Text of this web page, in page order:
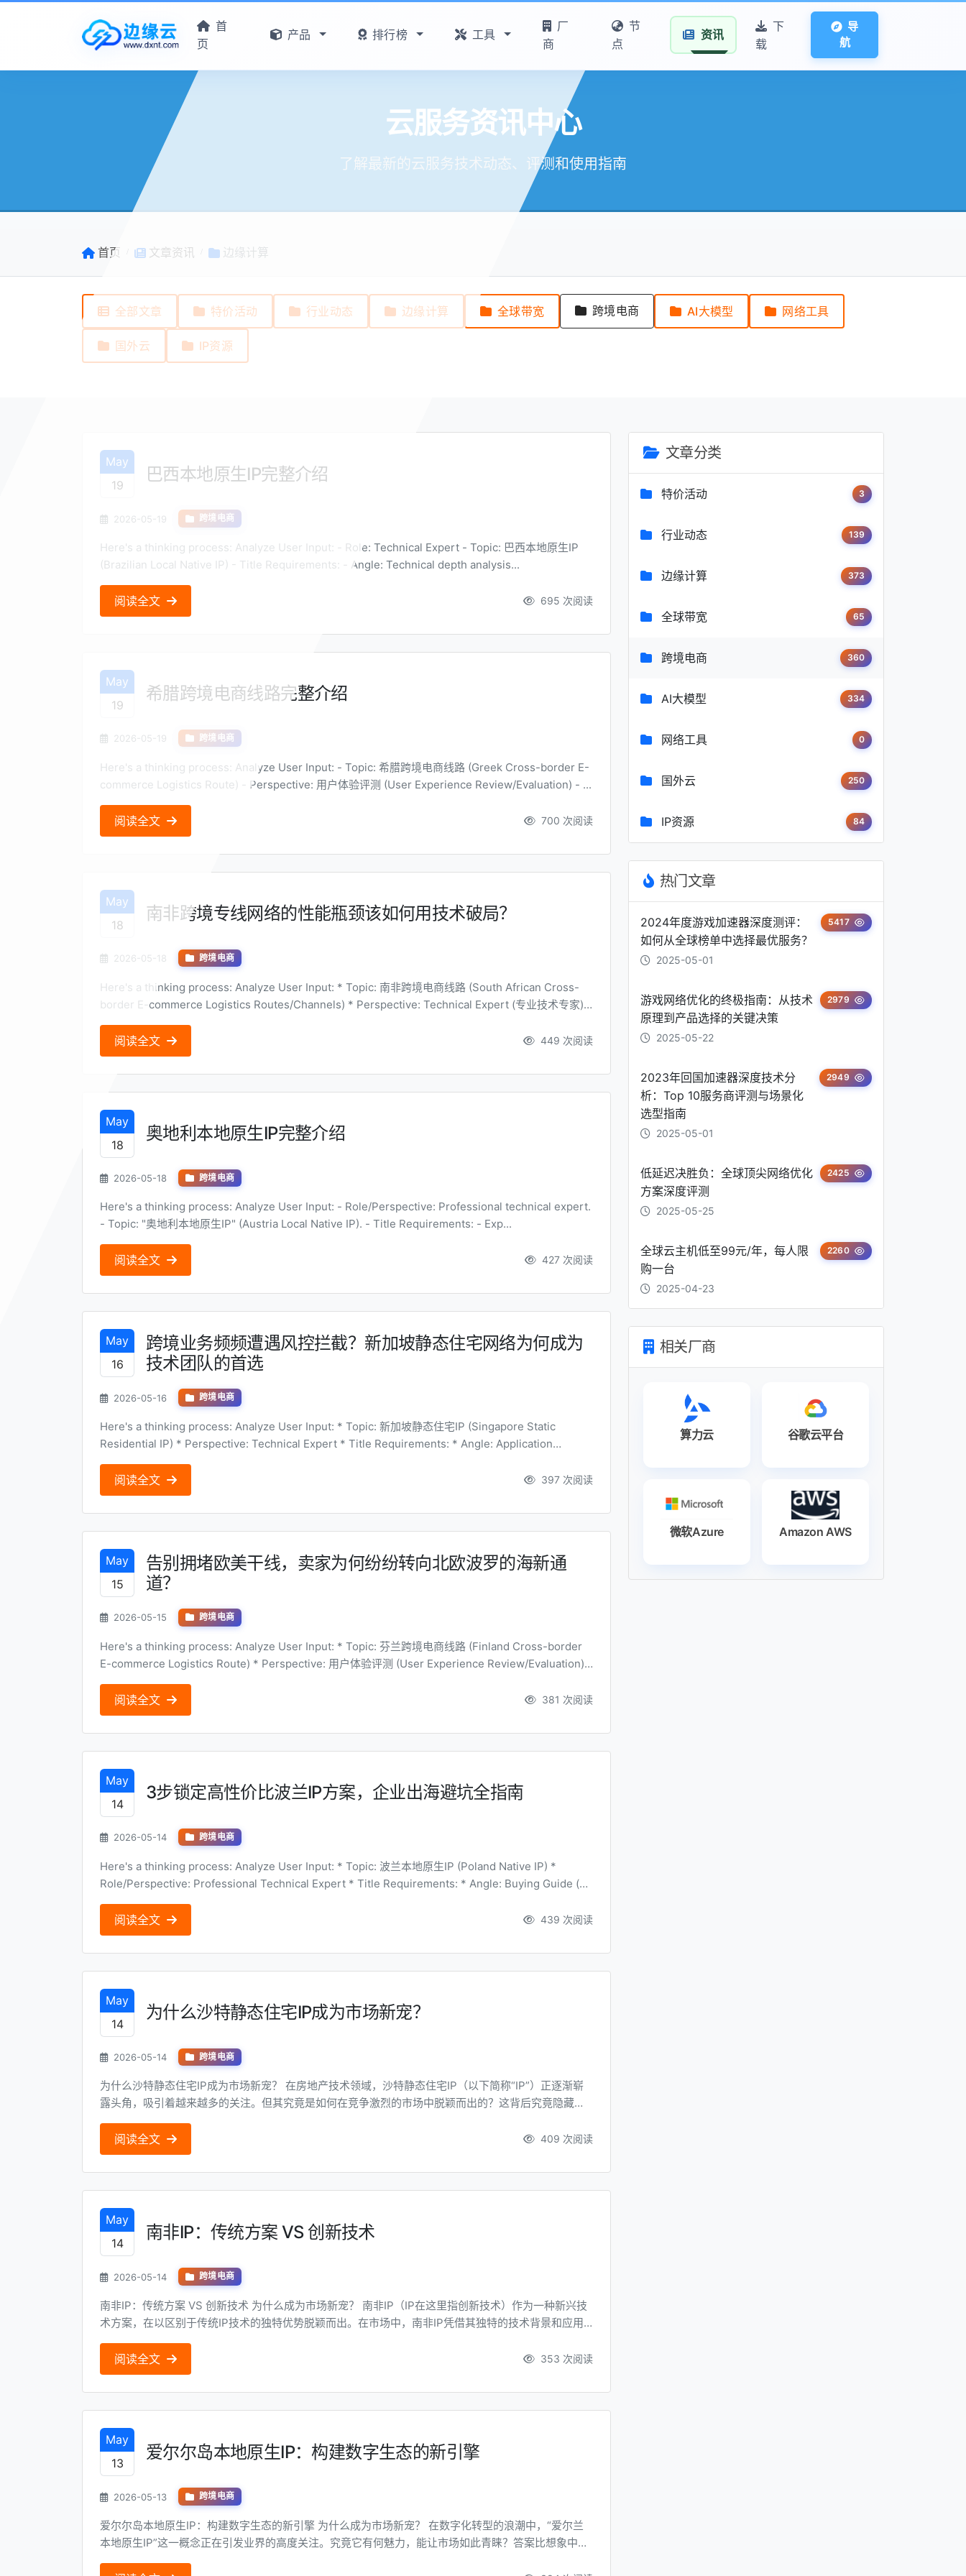
首
页
产品 排行榜 工具
厂
商
节
点
资讯
下
载
导
航
云服务资讯中心
了解最新的云服务技术动态、评测和使用指南
首页 文章资讯 边缘计算
全部文章 特价活动 行业动态 边缘计算 全球带宽 跨境电商 AI大模型 网络工具
国外云 IP资源
May
19
巴西本地原生IP完整介绍
2026-05-19 跨境电商
Here's a thinking process: Analyze User Input: - Role: Technical Expert - Topic: 巴西本地原生IP
(Brazilian Local Native IP) - Title Requirements: - Angle: Technical depth analysis...
阅读全文 695 次阅读
May
19
希腊跨境电商线路完整介绍
2026-05-19 跨境电商
Here's a thinking process: Analyze User Input: - Topic: 希腊跨境电商线路 (Greek Cross-border E-
commerce Logistics Route) - Perspective: 用户体验评测 (User Experience Review/Evaluation) - ...
阅读全文 700 次阅读
May
18
南非跨境专线网络的性能瓶颈该如何用技术破局？
2026-05-18 跨境电商
Here's a thinking process: Analyze User Input: * Topic: 南非跨境电商线路 (South African Cross-
border E-commerce Logistics Routes/Channels) * Perspective: Technical Expert (专业技术专家) *
阅读全文 449 次阅读
May
18
奥地利本地原生IP完整介绍
2026-05-18 跨境电商
Here's a thinking process: Analyze User Input: - Role/Perspective: Professional technical expert.
- Topic: "奥地利本地原生IP" (Austria Local Native IP). - Title Requirements: - Exp...
阅读全文 427 次阅读
May
16
跨境业务频频遭遇风控拦截？新加坡静态住宅网络为何成为
技术团队的首选
2026-05-16 跨境电商
Here's a thinking process: Analyze User Input: * Topic: 新加坡静态住宅IP (Singapore Static
Residential IP) * Perspective: Technical Expert * Title Requirements: * Angle: Application
scenarios expl...
阅读全文 397 次阅读
May
15
告别拥堵欧美干线，卖家为何纷纷转向北欧波罗的海新通
道？
2026-05-15 跨境电商
Here's a thinking process: Analyze User Input: * Topic: 芬兰跨境电商线路 (Finland Cross-border
E-commerce Logistics Route) * Perspective: 用户体验评测 (User Experience Review/Evaluation) *
Title Style: 对比式...
阅读全文 381 次阅读
May
14
3步锁定高性价比波兰IP方案，企业出海避坑全指南
2026-05-14 跨境电商
Here's a thinking process: Analyze User Input: * Topic: 波兰本地原生IP (Poland Native IP) *
Role/Perspective: Professional Technical Expert * Title Requirements: * Angle: Buying Guide (选
阅读全文 439 次阅读
May
14
为什么沙特静态住宅IP成为市场新宠？
2026-05-14 跨境电商
为什么沙特静态住宅IP成为市场新宠？ 在房地产技术领域，沙特静态住宅IP（以下简称“IP”）正逐渐崭
露头角，吸引着越来越多的关注。但其究竟是如何在竞争激烈的市场中脱颖而出的？这背后究竟隐藏着
哪些不为人知的秘密？让我们一起揭开这份神秘面纱。 技术解析型：技术背景 技术背景 沙特静态住宅IP
源于一种创新的技术架构，旨在通过数字化手段优化住宅管理与运...
阅读全文 409 次阅读
May
14
南非IP：传统方案 VS 创新技术
2026-05-14 跨境电商
南非IP：传统方案 VS 创新技术 为什么成为市场新宠？ 南非IP（IP在这里指创新技术）作为一种新兴技
术方案，在以区别于传统IP技术的独特优势脱颖而出。在市场中，南非IP凭借其独特的技术背景和应用
场景迅速吸引了众多关注。 技术背景一目了然 南非IP技术作为一种基于现代网络架构的新一代IP技术，
其核心在于利用先进的的网络协议和算法，突破了传统I...
阅读全文 353 次阅读
May
13
爱尔尔岛本地原生IP：构建数字生态的新引擎
2026-05-13 跨境电商
爱尔尔岛本地原生IP：构建数字生态的新引擎 为什么成为市场新宠？ 在数字化转型的浪潮中，“爱尔兰
本地原生IP”这一概念正在引发业界的高度关注。究竟它有何魅力，能让市场如此青睐？答案比想象中简
单——它不仅是一个技术标签，更是一种构建数字生态的新引擎。 市场现状与竞争者格局 爱尔尔岛本地
文章分类
特价活动 3
行业动态 139
边缘计算 373
全球带宽 65
跨境电商 360
AI大模型 334
网络工具 0
国外云 250
IP资源 84
热门文章
2024年度游戏加速器深度测评：
如何从全球榜单中选择最优服务？
2025-05-01
5417
游戏网络优化的终极指南：从技术
原理到产品选择的关键决策
2025-05-22
2979
2023年回国加速器深度技术分
析：Top 10服务商评测与场景化
选型指南
2025-05-01
2949
低延迟决胜负：全球顶尖网络优化
方案深度评测
2025-05-25
2425
全球云主机低至99元/年，每人限
购一台
2025-04-23
2260
相关厂商
算力云 谷歌云平台
微软Azure Amazon AWS